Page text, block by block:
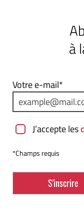
à
Votre e-mail*
J’accepte les
*Champs requis